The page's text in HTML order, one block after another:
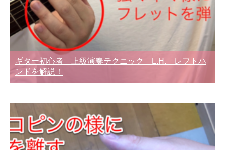
ギター初心者 上級演奏テクニック L.H. レフトハ
ンドを解説！